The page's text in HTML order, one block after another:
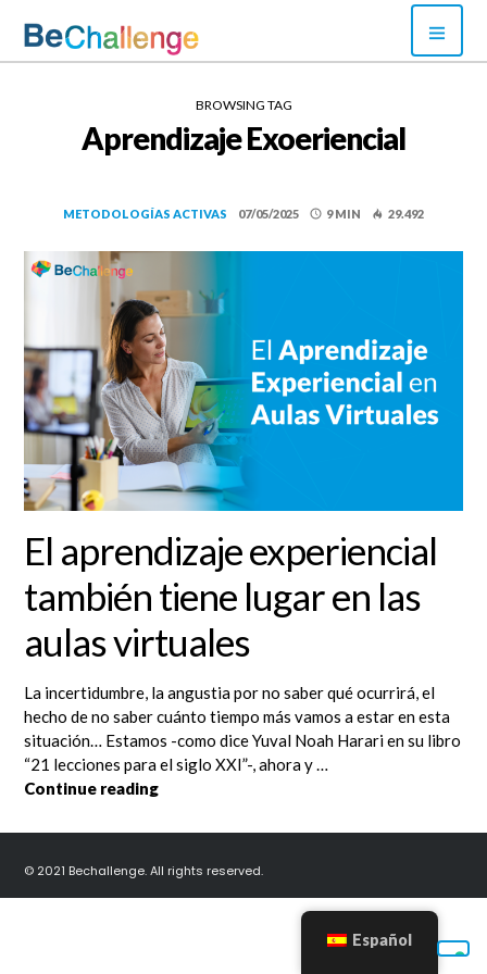
content
BROWSING TAG
Aprendizaje Exoeriencial
METODOLOGÍAS ACTIVAS 07/05/2025 9 MIN 29.492
El aprendizaje experiencial
también tiene lugar en las
aulas virtuales
La incertidumbre, la angustia por no saber qué ocurrirá, el
hecho de no saber cuánto tiempo más vamos a estar en esta
situación… Estamos -como dice Yuval Noah Harari en su libro
“21 lecciones para el siglo XXI”-, ahora y …
Continue readingEl aprendizaje experiencial también tiene
© 2021 Bechallenge. All rights reserved.
Español